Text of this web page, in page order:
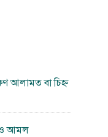
আলামত বা চিহ্ন
ও আমল